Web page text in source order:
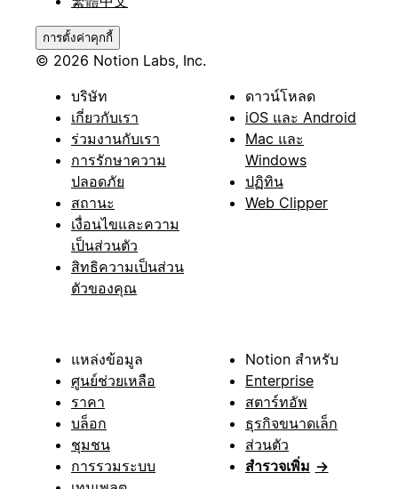
การตั้งค่าคุกกี้
© 2026 Notion Labs, Inc.
บริษัท
เกี่ยวกับเรา
ร่วมงานกับเรา
การรักษาความ
ปลอดภัย
สถานะ
เงื่อนไขและความ
เป็นส่วนตัว
สิทธิความเป็นส่วน
ตัวของคุณ
ดาวน์โหลด
iOS และ Android
Mac และ
Windows
ปฏิทิน
Web Clipper
แหล่งข้อมูล
ศูนย์ช่วยเหลือ
ราคา
บล็อก
ชุมชน
การรวมระบบ
Notion สำหรับ
Enterprise
สตาร์ทอัพ
ธุรกิจขนาดเล็ก
ส่วนตัว
สำรวจเพิ่ม →